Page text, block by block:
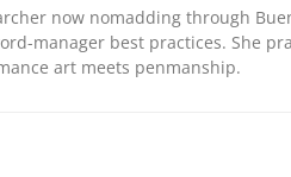
now nomadding through
manager best practices. She
art meets penmanship.